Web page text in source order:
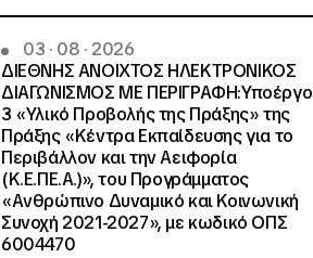
03 · 08 · 2026
ΔΙΕΘΝΗΣ ΑΝΟΙΧΤΟΣ ΗΛΕΚΤΡΟΝΙΚΟΣ
ΔΙΑΓΩΝΙΣΜΟΣ ΜΕ ΠΕΡΙΓΡΑΦΗ:Υποέργο
3 «Υλικό Προβολής της Πράξης» της
Πράξης «Κέντρα Εκπαίδευσης για το
Περιβάλλον και την Αειφορία
(Κ.Ε.ΠΕ.Α.)», του Προγράμματος
«Ανθρώπινο Δυναμικό και Κοινωνική
Συνοχή 2021-2027», με κωδικό ΟΠΣ
6004470